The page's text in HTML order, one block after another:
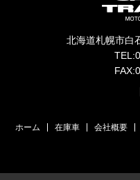
北海道札幌市白
ホーム 在庫車 会社概要